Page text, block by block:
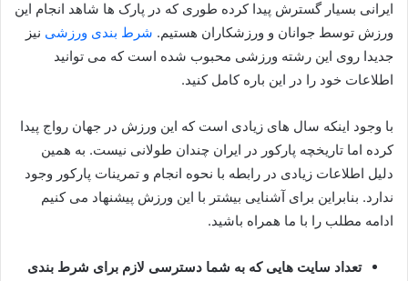
ایرانی بسیار گسترش پیدا کرده طوری که در پارک ها شاهد انجام این
ورزش توسط جوانان و ورزشکاران هستیم. شرط بندی ورزشی نیز
جدیدا روی این رشته ورزشی محبوب شده است که می توانید
اطلاعات خود را در این باره کامل کنید.
با وجود اینکه سال ‌های زیادی است که این ورزش در جهان رواج پیدا
کرده اما تاریخچه پارکور در ایران چندان طولانی نیست. به همین
دلیل اطلاعات زیادی در رابطه با نحوه انجام و تمرینات پارکور وجود
ندارد. بنابراین برای آشنایی بیشتر با این ورزش پیشنهاد می کنیم
ادامه مطلب را با ما همراه باشید.
تعداد سایت هایی که به شما دسترسی لازم برای شرط بندی